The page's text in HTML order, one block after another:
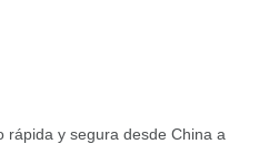
rápida y segura desde China a